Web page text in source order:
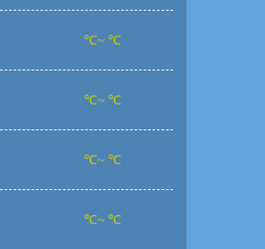
℃~ ℃
℃~ ℃
℃~ ℃
℃~ ℃